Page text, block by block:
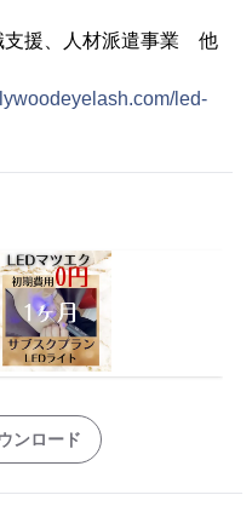
材派遣事業 他
led-
ンロード